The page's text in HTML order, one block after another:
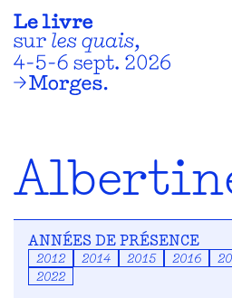
ANNÉES DE PRÉSENCE
2012 2014 2015 2016
2022